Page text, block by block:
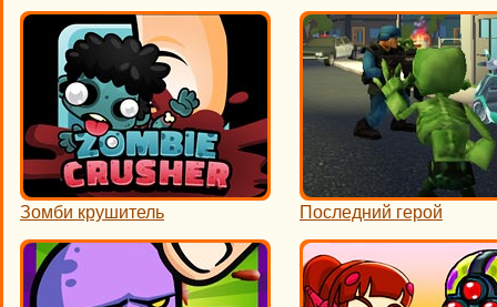
Зомби крушитель Последний герой